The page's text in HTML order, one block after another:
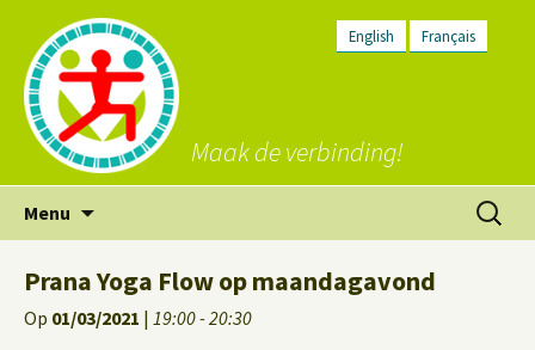
English Français
Maak de verbinding!
Menu
inhoud
Zoeken
naar:
Prana Yoga Flow op maandagavond
Op 01/03/2021 | 19:00 - 20:30